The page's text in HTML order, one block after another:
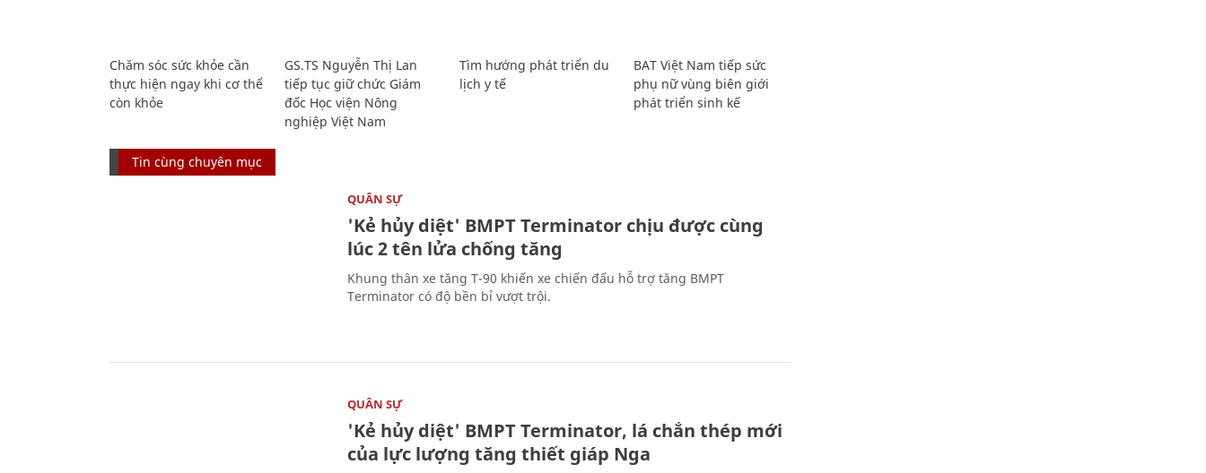
Chăm sóc sức khỏe cần
thực hiện ngay khi cơ thể
còn khỏe
GS.TS Nguyễn Thị Lan
tiếp tục giữ chức Giám
đốc Học viện Nông
nghiệp Việt Nam
Tìm hướng phát triển du
lịch y tế
BAT Việt Nam tiếp sức
phụ nữ vùng biên giới
phát triển sinh kế
Tin cùng chuyên mục
QUÂN SỰ
'Kẻ hủy diệt' BMPT Terminator chịu được cùng
lúc 2 tên lửa chống tăng
Khung thân xe tăng T-90 khiến xe chiến đấu hỗ trợ tăng BMPT
Terminator có độ bền bỉ vượt trội.
QUÂN SỰ
'Kẻ hủy diệt' BMPT Terminator, lá chắn thép mới
của lực lượng tăng thiết giáp Nga